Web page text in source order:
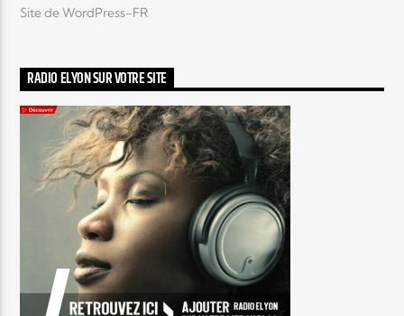
Site de WordPress-FR
RADIO ELYON SUR VOTRE SITE